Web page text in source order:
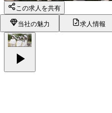
この求人を共有
当社の魅力 求人情報